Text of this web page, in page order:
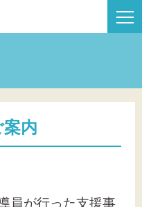
の方へ
内
員が行った支援事